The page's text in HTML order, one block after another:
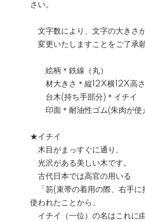
さい。
文字数により、文字の大きさ
変更いたしますことをご了承願
絵柄＊鉄線（丸）
材大きさ＊縦12X横12X高
台木(持ち手部分)＊イチイ
印面＊耐油性ゴム(朱肉が使
★イチイ
木目がまっすぐに通り、
光沢がある美しい木です。
古代日本では高官の用いる
「笏(束帯の着用の際、右手に
使われたことから、
イチイ（一位）の名はこれに